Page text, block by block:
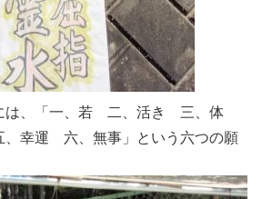
は、「一、若 二、活き 三、体
幸運 六、無事」という六つの願